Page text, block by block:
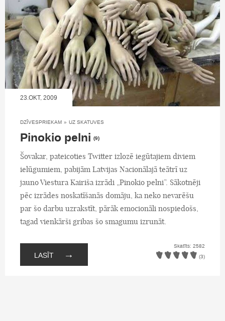
23.OKT, 2009
DZĪVESPRIEKAM » UZ SKATUVES
Pinokio pelni (9)
Šovakar, pateicoties Twitter izlozē iegūtajiem diviem
ielūgumiem, pabijām Latvijas Nacionālajā teātrī uz
jauno Viestura Kairiša izrādi „Pinokio pelni”. Sākotnēji
pēc izrādes noskatīšanās domāju, ka neko nevarēšu
par šo darbu uzrakstīt, pārāk emocionāli nospiedošs,
tagad vienkārši gribas šo smagumu izrunāt.
LASĪT →
Skatīts: 2582
(3)